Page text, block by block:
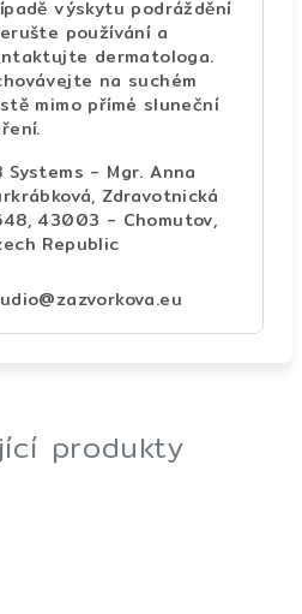
výskytu podráždění
používání a
dermatologa.
na suchém
mimo přímé sluneční
Systems - Mgr. Anna
Zdravotnická
43003 - Chomutov,
Republic
produkty